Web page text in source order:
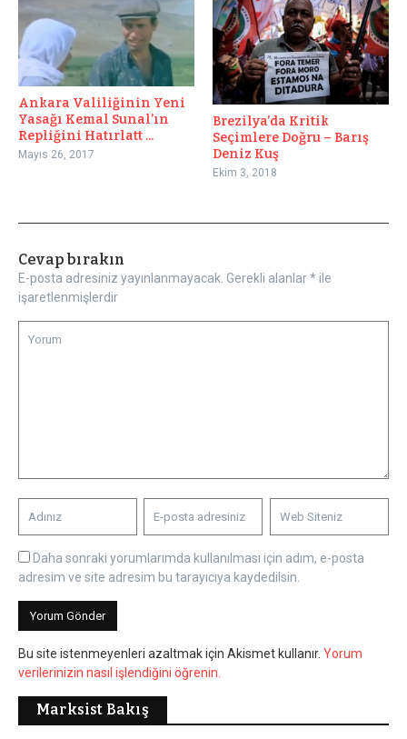
Ankara Valiliğinin Yeni
Yasağı Kemal Sunal’ın
Repliğini Hatırlatt ...
Mayıs 26, 2017
Brezilya’da Kritik
Seçimlere Doğru – Barış
Deniz Kuş
Ekim 3, 2018
Cevap bırakın
E-posta adresiniz yayınlanmayacak. Gerekli alanlar*ile
işaretlenmişlerdir
Daha sonraki yorumlarımda kullanılması için adım, e-posta
adresim ve site adresim bu tarayıcıya kaydedilsin.
Bu site istenmeyenleri azaltmak için Akismet kullanır. Yorum
verilerinizin nasıl işlendiğini öğrenin.
Marksist Bakış